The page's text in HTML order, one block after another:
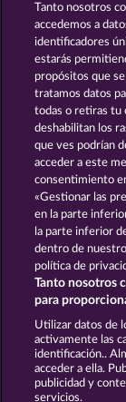
CLEOPATRA'S
Tanto nosotros
accedemos a
identificadores
estarás
propósitos que
tratamos datos
todas o retiras tu
deshabilitan los
que ves podrían
acceder a este
consentimiento
«Gestionar las
en la parte
la parte inferior
dentro de
política de
Tanto nosotros
para
Utilizar datos de
activamente las
identificación..
acceder a ella.
publicidad y
servicios.